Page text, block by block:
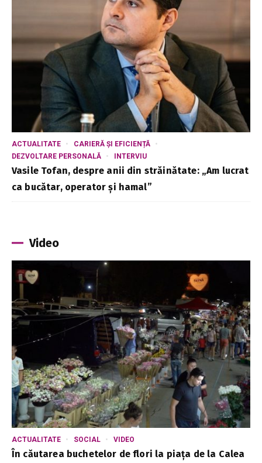
ACTUALITATE
CARIERĂ ȘI EFICIENȚĂ
DEZVOLTARE PERSONALĂ
INTERVIU
Vasile Tofan, despre anii din străinătate: „Am lucrat
ca bucătar, operator și hamal”
Video
ACTUALITATE SOCIAL VIDEO
În căutarea buchetelor de flori la piața de la Calea